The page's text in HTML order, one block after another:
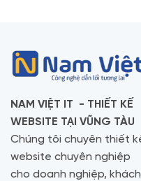
NAM VIỆT IT - THIẾT KẾ
WEBSITE TẠI VŨNG TÀU
Chúng tôi chuyên thiết
website chuyên nghiệp
cho doanh nghiệp, khách